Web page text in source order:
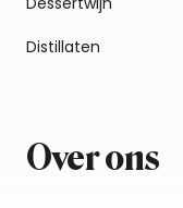
Distillaten
Over ons